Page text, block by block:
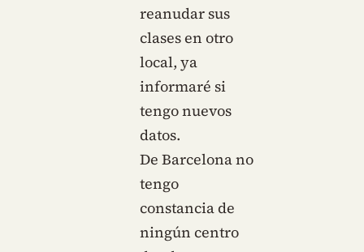
reanudar sus
clases en otro
local, ya
informaré si
tengo nuevos
datos.
De Barcelona no
tengo
constancia de
ningún centro